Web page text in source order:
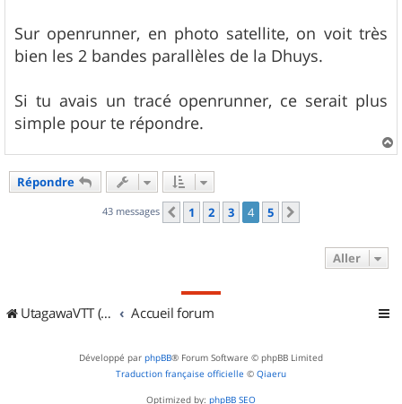
Sur openrunner, en photo satellite, on voit très
bien les 2 bandes parallèles de la Dhuys.
Si tu avais un tracé openrunner, ce serait plus
simple pour te répondre.
a
Répondre
43 messages Précédent
1 2 3 4 5
Aller
UtagawaVTT (Randos VTT et VTTAE avec traces GPS) Accueil forum
Développé par phpBB® Forum Software © phpBB Limited
Traduction française officielle © Qiaeru
Optimized by: phpBB SEO